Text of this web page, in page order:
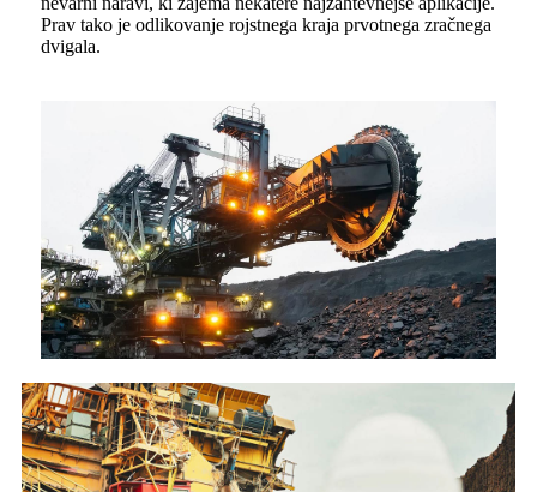
Prav tako je odlikovanje rojstnega kraja prvotnega zračnega
dvigala.